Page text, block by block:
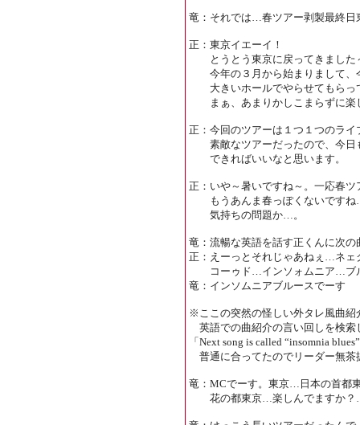
竜：それでは…春ツアー剥製最終日
正：東京イエーイ！
とうとう東京に戻ってきました
今年の３月から始まりまして、
大きいホールでやらせてもらっ
まぁ、あまりかしこまらずに楽
正：今回のツアーは１つ１つのラ
素敵なツアーだったので、今日
できればいいなと思います。
正：いや～暑いですね～。一応春ツ
もうあんま春っぽくないですね
気持ちの問題か…。
竜：流暢な英語を話す正くんに次
正：えーっとそれじゃあねぇ…ネ
コーゥド…インソォムニア…ブ
竜：インソムニアブルースでーす
※ここの突然の怪しい外タレ風曲紹
英語での曲紹介の言い回しを検索
「Next song is called “insomnia
普通に合ってたのでリーダー無茶
竜：MCでーす。東京…日本の首都
花の都東京…楽しんでますか？